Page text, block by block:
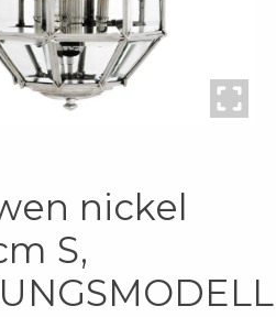
nickel
S,